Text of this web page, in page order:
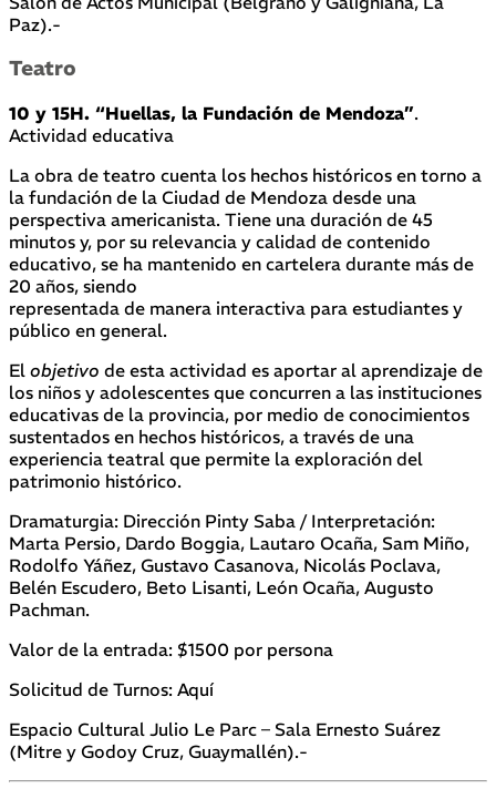
Paz).-
Teatro
10 y 15H. “Huellas, la Fundación de Mendoza”.
Actividad educativa
La obra de teatro cuenta los hechos históricos en torno a
la fundación de la Ciudad de Mendoza desde una
perspectiva americanista. Tiene una duración de 45
minutos y, por su relevancia y calidad de contenido
educativo, se ha mantenido en cartelera durante más de
20 años, siendo
representada de manera interactiva para estudiantes y
público en general.
El objetivo de esta actividad es aportar al aprendizaje de
los niños y adolescentes que concurren a las instituciones
educativas de la provincia, por medio de conocimientos
sustentados en hechos históricos, a través de una
experiencia teatral que permite la exploración del
patrimonio histórico.
Dramaturgia: Dirección Pinty Saba / Interpretación:
Marta Persio, Dardo Boggia, Lautaro Ocaña, Sam Miño,
Rodolfo Yáñez, Gustavo Casanova, Nicolás Poclava,
Belén Escudero, Beto Lisanti, León Ocaña, Augusto
Pachman.
Valor de la entrada: $1500 por persona
Solicitud de Turnos: Aquí
Espacio Cultural Julio Le Parc – Sala Ernesto Suárez
(Mitre y Godoy Cruz, Guaymallén).-